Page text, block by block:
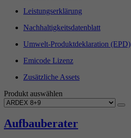
Leistungserklärung
Nachhaltigkeitsdatenblatt
Umwelt-Produktdeklaration (EPD)
Emicode Lizenz
Zusätzliche Assets
Produkt auswählen
Aufbauberater